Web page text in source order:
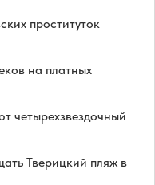
проституток
на платных
четырехзвездочный
Тверицкий пляж в